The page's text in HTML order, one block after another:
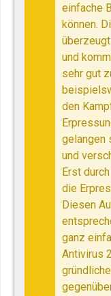
einfache
können.
und
sehr gut
den
gelangen
und
Erst
die
Diesen
ganz
Antivirus